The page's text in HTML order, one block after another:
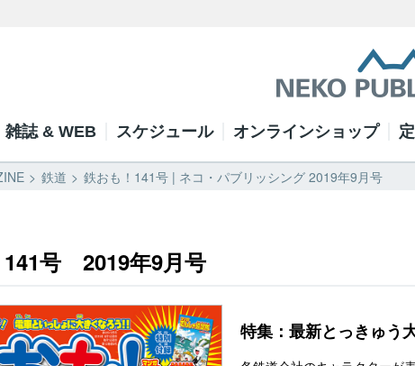
雑誌 & WEB スケジュール オンラインショップ
鉄道 鉄おも！141号 | ネコ・パブリッシング 2019年9月号
号 2019年9月号
特集：最新とっきゅう